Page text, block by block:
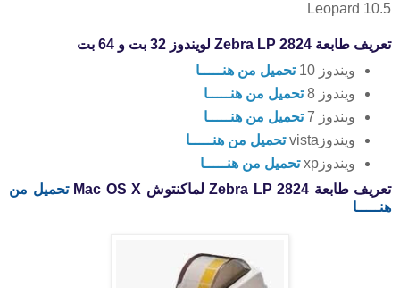
Leopard 10.5
تعريف طابعة Zebra LP 2824 لويندوز 32 بت و 64 بت
ويندوز 10
تحميل من هنـــــا
ويندوز 8
تحميل من هنـــــا
ويندوز 7
تحميل من هنـــــا
ويندوزvista
تحميل من هنـــــا
ويندوزxp
تحميل من هنـــــا
تعريف طابعة Zebra LP 2824 لماكنتوش
Mac OS X
تحميل من
هنـــــا